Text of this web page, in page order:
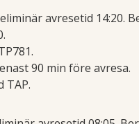
avresetid 14:20.
90 min före avresa.
TAP.